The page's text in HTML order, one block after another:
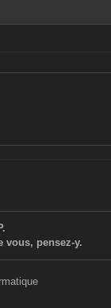
vous, pensez-y.